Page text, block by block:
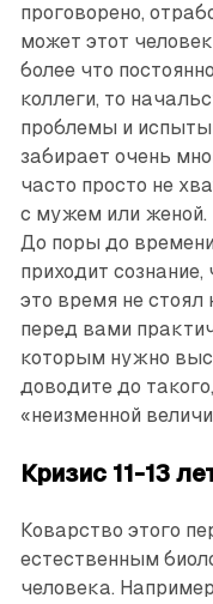
проговорено,
может этот
более что
коллеги, то
проблемы и
забирает очень
часто просто не
с мужем или женой.
До поры до
приходит
это время не стоял
перед вами
которым нужно
доводите до
«неизменной
Кризис 11-13
Коварство этого
естественным
человека.